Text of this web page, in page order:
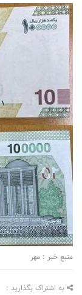
منبع خبر : مهر
به اشتراک بگذارید :